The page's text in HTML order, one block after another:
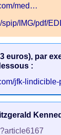
med…
spip/IMG/pdf/
euros), par
:
jfk-lindicible-